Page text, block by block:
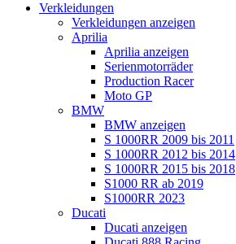
Verkleidungen
Verkleidungen anzeigen
Aprilia
Aprilia anzeigen
Serienmotorräder
Production Racer
Moto GP
BMW
BMW anzeigen
S 1000RR 2009 bis 2011
S 1000RR 2012 bis 2014
S 1000RR 2015 bis 2018
S1000 RR ab 2019
S1000RR 2023
Ducati
Ducati anzeigen